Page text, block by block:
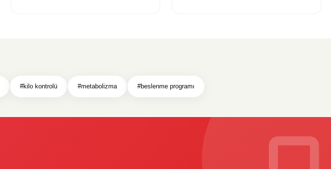
#kilo kontrolü #metabolizma #beslenme programı